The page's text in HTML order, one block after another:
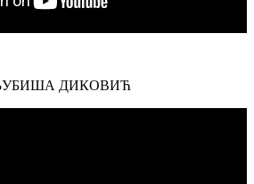
ЉУБИША ДИКОВИЋ